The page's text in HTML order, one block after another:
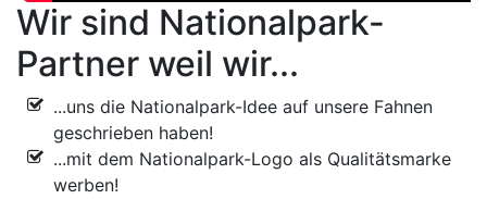
Wir sind Nationalpark-
Partner weil wir...
...uns die Nationalpark-Idee auf unsere Fahnen
geschrieben haben!
...mit dem Nationalpark-Logo als Qualitätsmarke
werben!